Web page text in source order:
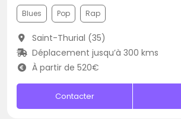
Blues Pop Rap
Saint-Thurial (35)
Déplacement jusqu’à 300 kms
À partir de 520€
Contacter